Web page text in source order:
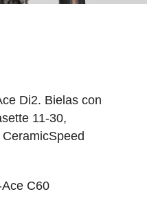
Di2. Bielas con
11-30,
C60